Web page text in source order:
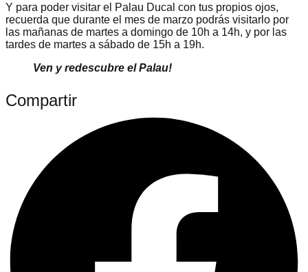
Y para poder visitar el Palau Ducal con tus propios ojos,
recuerda que durante el mes de marzo podrás visitarlo por
las mañanas de martes a domingo de 10h a 14h, y por las
tardes de martes a sábado de 15h a 19h.
Ven y redescubre el Palau!
Compartir